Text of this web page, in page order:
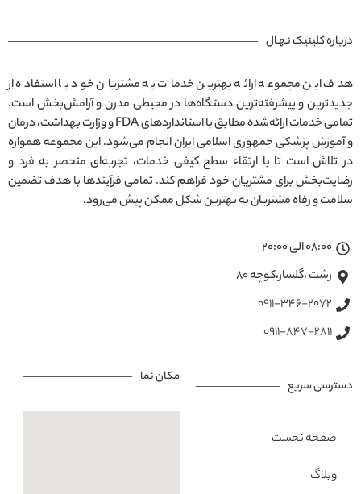
درباره کلینیک نـهـال
هدف این مجموعه ارائه بهترین خدمات به مشتریان خود با استفاده از
جدیدترین و پیشرفته‌ترین دستگاه‌ها در محیطی مدرن و آرامش‌بخش است.
تمامی خدمات ارائه‌شده مطابق با استانداردهای FDA و وزارت بهداشت، درمان
و آموزش پزشکی جمهوری اسلامی ایران انجام می‌شود. این مجموعه همواره
در تلاش است تا با ارتقاء سطح کیفی خدمات، تجربه‌ای منحصر به فرد و
رضایت‌بخش برای مشتریان خود فراهم کند. تمامی فرآیندها با هدف تضمین
سلامت و رفاه مشتریان به بهترین شکل ممکن پیش می‌رود.
08:00 الی 20:00
رشت ،گلسار،کوچه ۸۰
0911-346-2072
0911-847-2811
دسترسی سریع
صفحه نخست
وبلاگ
مکان نما